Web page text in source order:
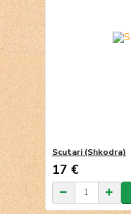
Scutari (Shkodra)
17 €